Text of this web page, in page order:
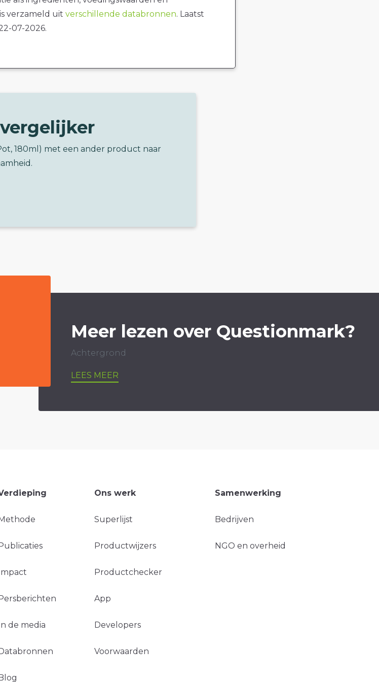
verzameld uit verschillende databronnen. Laatst
07-2026.
180ml) met een ander product naar
Meer lezen over Questionmark?
Achtergrond
LEES MEER
de media
Ons werk
Superlijst
Productwijzers
Productchecker
App
Developers
Voorwaarden
Samenwerking
Bedrijven
NGO en overheid